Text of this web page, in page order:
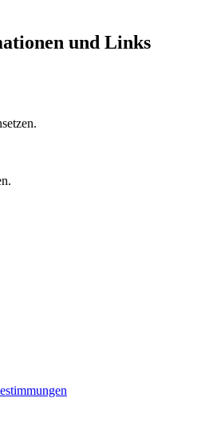
und Links